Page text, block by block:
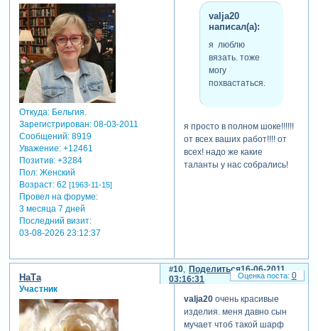
Откуда:Бельгия.
Зарегистрирован: 08-03-2011
Сообщений:8919
Уважение: +12461
Позитив: +3284
Пол:Женский
Возраст:62 [1963-11-15]
Провел на форуме:
3 месяца 7 дней
Последний визит:
03-08-2026 23:12:37
valja20
написал(а):
я люблю
вязать. тоже
могу
похвастаться.
я просто в полном шоке!!!!!!
от всех ваших работ!!!! от
всех! надо же какие
таланты у нас собрались!
Поделиться
10
16-06-2011
03:16:31
НаТа
Участник
valja20очень красивые
изделия. меня давно сын
мучает чтоб такой шарф
0